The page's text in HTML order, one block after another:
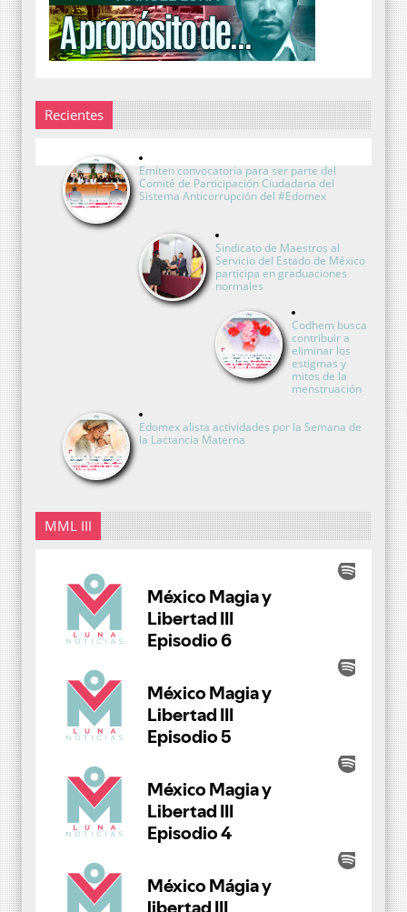
Recientes
Emiten convocatoria para ser parte del
Comité de Participación Ciudadana del
Sistema Anticorrupción del #Edomex
Sindicato de Maestros al
Servicio del Estado de México
participa en graduaciones
normales
Codhem busca
contribuir a
eliminar los
estigmas y
mitos de la
menstruación
Edomex alista actividades por la Semana de
la Lactancia Materna
MML III